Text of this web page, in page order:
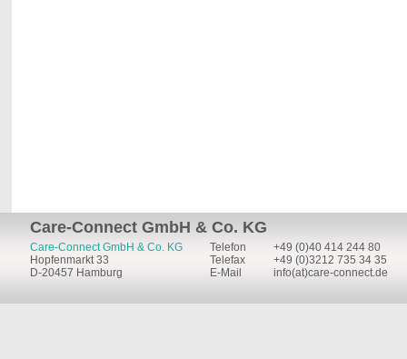
Care-Connect GmbH & Co. KG
Care-Connect GmbH & Co. KG
Hopfenmarkt 33
D-20457 Hamburg
Telefon
Telefax
E-Mail
+49 (0)40 414 244 80
+49 (0)3212 735 34 35
info(at)care-connect.de